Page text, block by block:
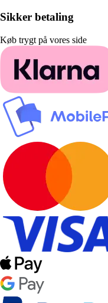
Sikker betaling
Køb trygt på vores side